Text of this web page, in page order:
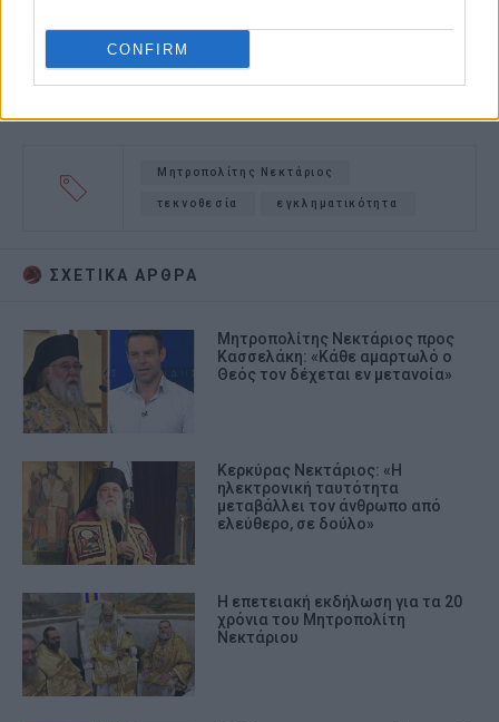
CONFIRM
Μητροπολίτης Νεκτάριος
τεκνοθεσία εγκληματικότητα
ΣΧΕΤΙΚA AΡΘΡΑ
Μητροπολίτης Νεκτάριος προς
Κασσελάκη: «Κάθε αμαρτωλό ο
Θεός τον δέχεται εν μετανοία»
Κερκύρας Νεκτάριος: «Η
ηλεκτρονική ταυτότητα
μεταβάλλει τον άνθρωπο από
ελεύθερο, σε δούλο»
Η επετειακή εκδήλωση για τα 20
χρόνια του Μητροπολίτη
Νεκτάριου